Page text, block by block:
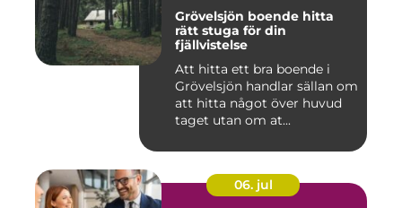
Grövelsjön boende hitta
rätt stuga för din
fjällvistelse
Att hitta ett bra boende i
Grövelsjön handlar sällan om
att hitta något över huvud
taget utan om at...
06. jul